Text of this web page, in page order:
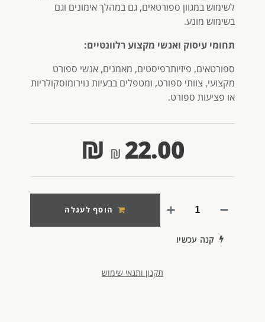
לשימוש במגוון ספורטאים, גם במהלך אימונים וגם
בשימוש מונע.
תחומי עיסוק ואנשי מקצוע רלוונטיים:
ספורטאים, פיזיותרפיסטים, מאמנים, אנשי ספורט
מקצועי, צוותי ספורט, ומטפלים בבעיות נוירומוסקולריות
או פציעות ספורט.
22.00
₪
הוסף לעגלה
קנה עכשיו
תקנון ותנאי שימוש